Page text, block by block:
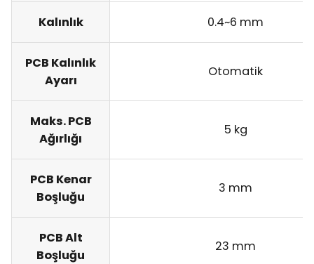
Kalınlık 0.4~6 mm
PCB Kalınlık
Ayarı
Otomatik
Maks. PCB
Ağırlığı
5 kg
PCB Kenar
Boşluğu
3 mm
PCB Alt
Boşluğu
23 mm